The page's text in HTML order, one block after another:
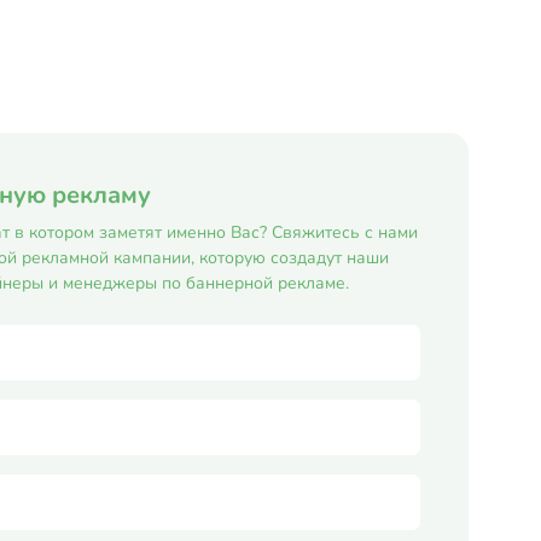
рекламу
в котором заметят именно Вас? Свяжитесь с нами
рекламной кампании, которую создадут наши
и менеджеры по баннерной рекламе.